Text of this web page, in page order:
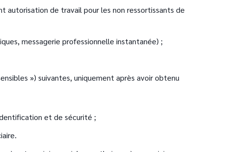
de travail pour les non ressortissants de
messagerie professionnelle instantanée) ;
») suivantes, uniquement après avoir obtenu
et de sécurité ;